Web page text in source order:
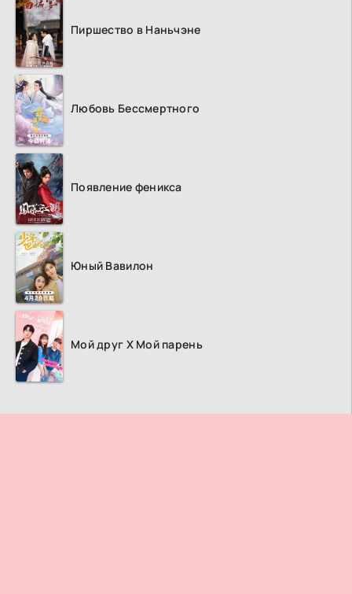
Пиршество в Наньчэне
Любовь Бессмертного
Появление феникса
Юный Вавилон
Мой друг Х Мой парень